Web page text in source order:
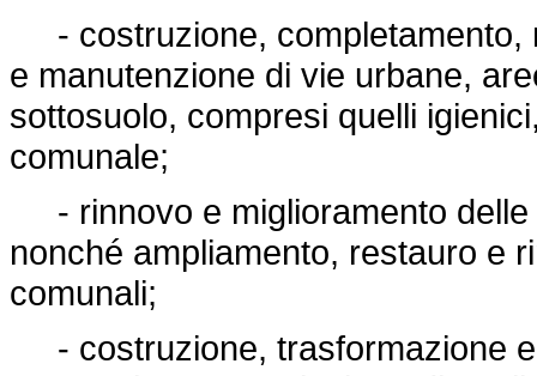
- costruzione, completamento,
e manutenzione di vie urbane,
sottosuolo, compresi quelli
comunale;
- rinnovo e miglioramento delle
nonché ampliamento, restauro e
comunali;
- costruzione, trasformazione